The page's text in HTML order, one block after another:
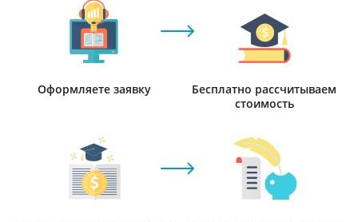
Оформляете заявку
Бесплатно рассчитываем
стоимость